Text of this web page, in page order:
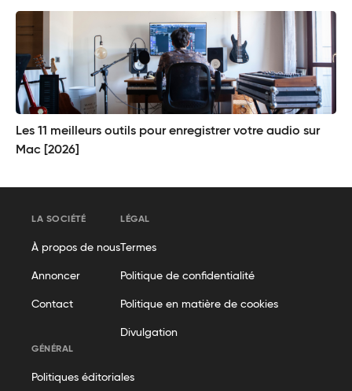
Les 11 meilleurs outils pour enregistrer votre audio sur
Mac [2026]
LA SOCIÉTÉ
À propos de nous
Annoncer
Contact
LÉGAL
Termes
Politique de confidentialité
Politique en matière de cookies
Divulgation
GÉNÉRAL
Politiques éditoriales